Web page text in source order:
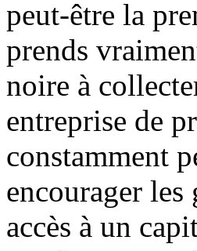
peut-être la
prends
noire à
entreprise de
constamment
encourager
accès à un